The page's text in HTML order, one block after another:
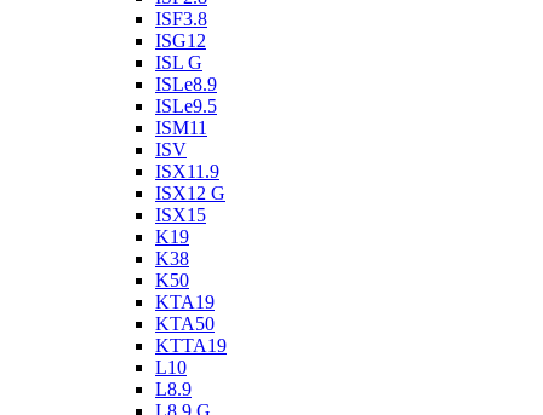
ISF3.8
ISG12
ISL G
ISLe8.9
ISLe9.5
ISM11
ISV
ISX11.9
ISX12 G
ISX15
K19
K38
K50
KTA19
KTA50
KTTA19
L10
L8.9